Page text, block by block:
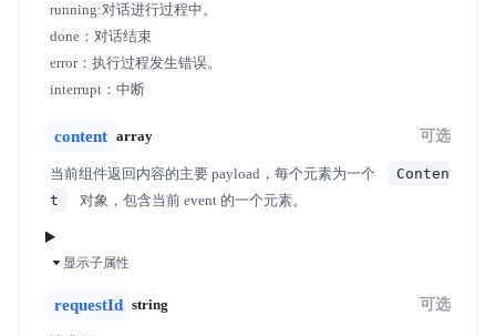
running:对话进行过程中。
done：对话结束
error：执行过程发生错误。
interrupt：中断
content array
当前组件返回内容的主要 payload，每个元素为一个
Conten
t
对象，包含当前 event 的一个元素。
可选
显示子属性
requestId string 可选